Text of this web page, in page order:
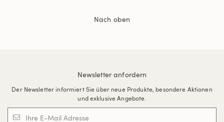
Nach oben
Newsletter anfordern
Der Newsletter informiert Sie über neue Produkte, besondere Aktionen
und exklusive Angebote.